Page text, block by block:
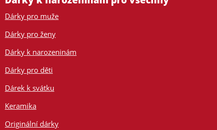
Dárky pro muže
Dárky pro ženy
Dárky k narozeninám
Dárky pro děti
Dárek k svátku
Keramika
Originální dárky